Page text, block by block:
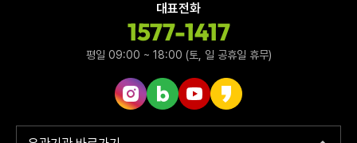
대표전화
1577-1417
평일 09:00 ~ 18:00 (토, 일 공휴일 휴무)
인스타그램 바로가기
네이버블로그 바로가기
유튜브 바로가기
카카오스토리 바로가기